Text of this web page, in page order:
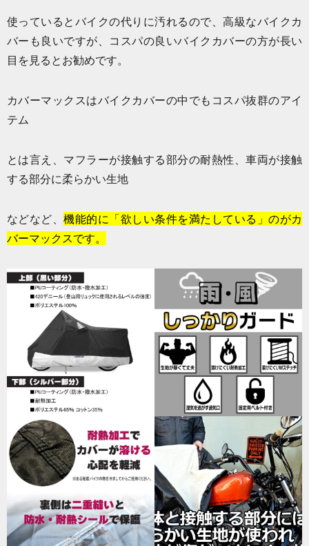
使っているとバイクの代りに汚れるので、高級なバイクカ
バーも良いですが、コスパの良いバイクカバーの方が長い
目を見るとお勧めです。
カバーマックスはバイクカバーの中でもコスパ抜群のアイ
テム
とは言え、マフラーが接触する部分の耐熱性、車両が接触
する部分に柔らかい生地
などなど、機能的に「欲しい条件を満たしている」のがカ
バーマックスです。